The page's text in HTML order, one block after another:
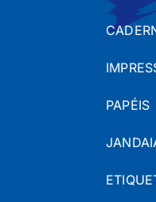
PAPÉIS